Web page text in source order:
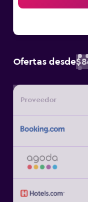
Ofertas desde
Proveedor